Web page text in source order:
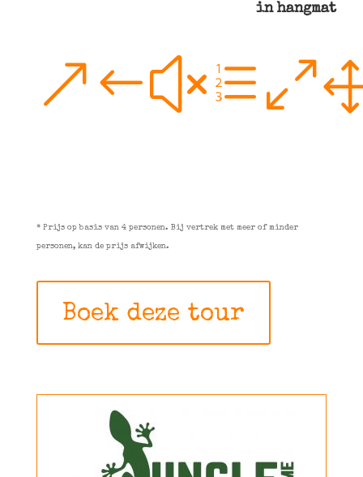
in hangmat
* Prijs op basis van 4 personen. Bij vertrek met meer of minder
personen, kan de prijs afwijken.
Boek deze tour